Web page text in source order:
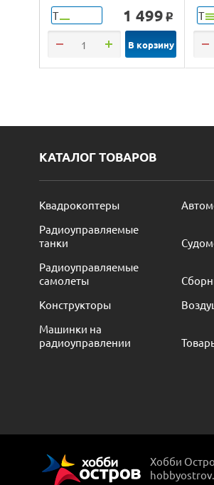
Т 1 499 o
В корзину
Т
КАТАЛОГ ТОВАРОВ
Квадрокоптеры
Радиоуправляемые
танки
Радиоуправляемые
самолеты
Конструкторы
Машинки на
радиоуправлении
Хобби